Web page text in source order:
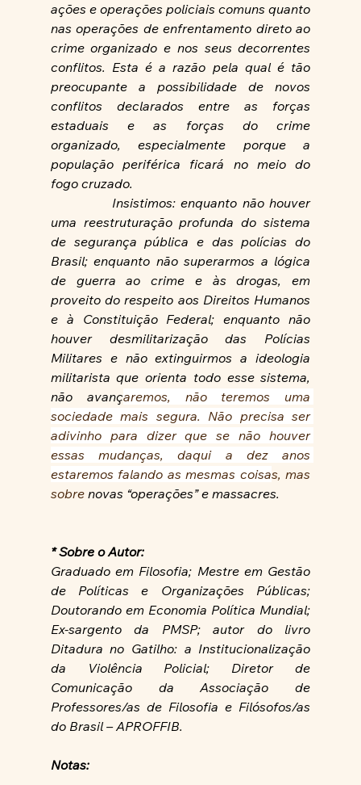
ações e operações policiais comuns quanto
nas operações de enfrentamento direto ao
crime organizado e nos seus decorrentes
conflitos. Esta é a razão pela qual é tão
preocupante a possibilidade de novos
conflitos declarados entre as forças
estaduais e as forças do crime
organizado,
especialmente porque a
população periférica ficará no meio do
fogo cruzado.
Insistimos: enquanto não houver
uma reestruturação profunda do sistema
de segurança pública e das polícias do
Brasil; enquanto não superarmos a lógica
de guerra ao crime e às drogas, em
proveito do respeito aos Direitos Humanos
e à Constituição Federal; enquanto não
houver desmilitarização das Polícias
Militares e não extinguirmos a ideologia
militarista que orienta todo esse sistema,
não avançaremos, não teremos uma
sociedade mais segura. Não precisa ser
adivinho para dizer que se não houver
essas mudanças, daqui a dez anos
estaremos falando as mesmas coisas, mas
sobre novas “operações” e massacres.
* Sobre o Autor:
Graduado em Filosofia; Mestre em Gestão
de Políticas e Organizações Públicas;
Doutorando em Economia Política Mundial;
Ex-sargento da PMSP; autor do livro
Ditadura no Gatilho: a Institucionalização
da Violência Policial; Diretor de
Comunicação da Associação de
Professores/as de Filosofia e Filósofos/as
do Brasil – APROFFIB.
Notas: